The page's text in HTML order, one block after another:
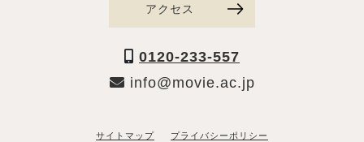
アクセス
0120-233-557
info@movie.ac.jp
サイトマップ プライバシーポリシー